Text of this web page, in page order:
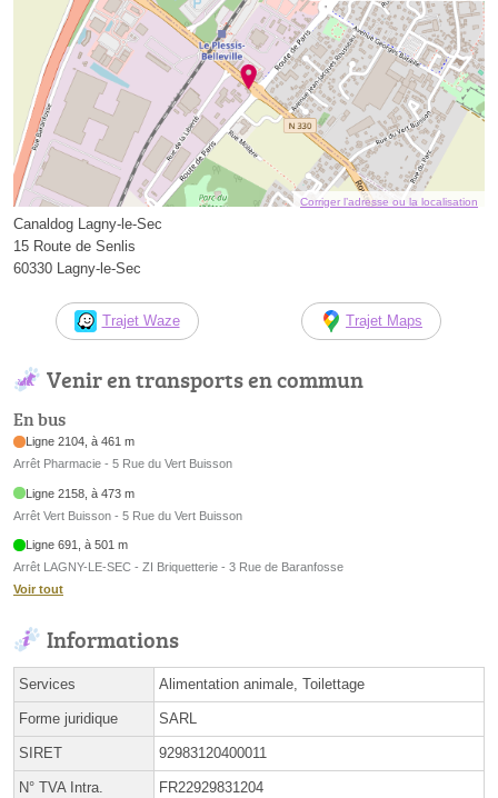
Corriger l’adresse ou la localisation
Canaldog Lagny-le-Sec
15 Route de Senlis
60330 Lagny-le-Sec
Trajet Waze Trajet Maps
Venir en transports en commun
En bus
Ligne 2104, à 461 m
Arrêt Pharmacie - 5 Rue du Vert Buisson
Ligne 2158, à 473 m
Arrêt Vert Buisson - 5 Rue du Vert Buisson
Ligne 691, à 501 m
Arrêt LAGNY-LE-SEC - ZI Briquetterie - 3 Rue de Baranfosse
Voir tout
Informations
Services Alimentation animale, Toilettage
Forme juridique SARL
SIRET 92983120400011
N° TVA Intra. FR22929831204